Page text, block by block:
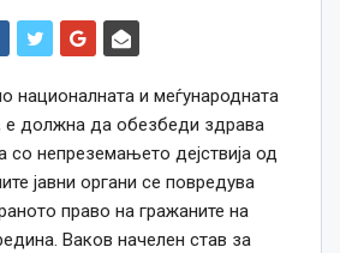
националната и меѓународната
е должна да обезбеди здрава
со непреземањето дејствија од
јавни органи се повредува
право на гражаните на
Ваков начелен став за